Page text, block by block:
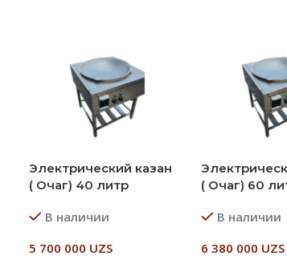
Электрический казан
( Очаг) 40 литр
В наличии
5 700 000 UZS
( Очаг) 60
В наличии
6 380 000 UZS